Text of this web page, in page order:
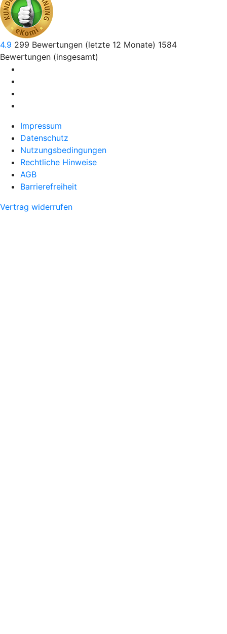
4.9 299 Bewertungen (letzte 12 Monate) 1584
Bewertungen (insgesamt)
Impressum
Datenschutz
Nutzungsbedingungen
Rechtliche Hinweise
AGB
Barrierefreiheit
Vertrag widerrufen